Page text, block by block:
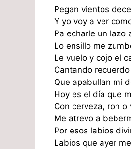
Pegan vientos
Y yo voy a ver
Pa echarle un lazo
Lo ensillo me
Le vuelo y cojo el
Cantando
Que apabullan mi
Hoy es el día que
Con cerveza, ron o
Me atrevo a
Por esos labios
Labios que ayer